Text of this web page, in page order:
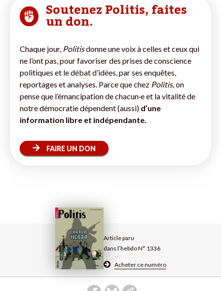
Article paru
dans l’hebdo N° 1336
Acheter ce numéro
Soutenez Politis, faites
un don.
Chaque jour, Politisdonne une voix à celles et ceux qui
ne l’ont pas, pour favoriser des prises de conscience
politiques et le débat d’idées, par ses enquêtes,
reportages et analyses. Parce que chez Politis,on
pense que l’émancipation de chacun·e et la vitalité de
notre démocratie dépendent (aussi) d’une
information libre et indépendante.
FAIRE UN DON